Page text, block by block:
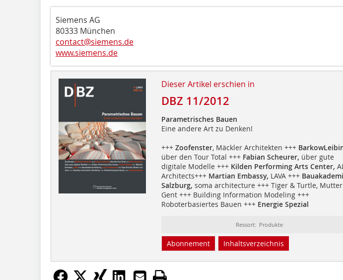
Siemens AG
80333 München
contact@siemens.de
www.siemens.de
Dieser Artikel erschien in
DBZ 11/2012
Parametrisches Bauen
Eine andere Art zu Denken!
+++ Zoofenster, Mäckler Architekten +++
über den Tour Total +++Fabian Scheurer, über gute
digitale Modelle +++ Kilden Performing Arts Center,
Architects+++ Martian Embassy, LAVA +++
Salzburg, soma architecture +++ Tiger & Turtle,
Gent +++ Building Information Modeling +++
Roboterbasiertes Bauen +++ Energie Spezial
Ressort: Produkte
Abonnement Inhaltsverzeichnis